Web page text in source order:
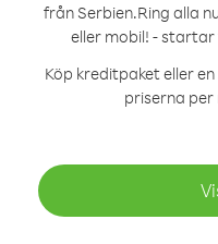
från Serbien.Ring alla
eller mobil! -
Köp kreditpaket eller
priserna per